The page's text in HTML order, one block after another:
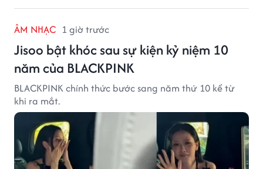
ÂM NHẠC 1 giờ trước
Jisoo bật khóc sau sự kiện kỷ niệm 10
năm của BLACKPINK
BLACKPINK chính thức bước sang năm thứ 10 kể từ
khi ra mắt.